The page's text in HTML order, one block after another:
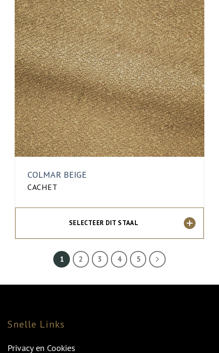
COLMAR BEIGE
CACHET
SELECTEER DIT STAAL
1 2 3 4 5
Snelle Links
Privacy en Cookies